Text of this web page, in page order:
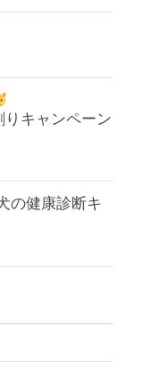
キャンペーン
の健康診断キ